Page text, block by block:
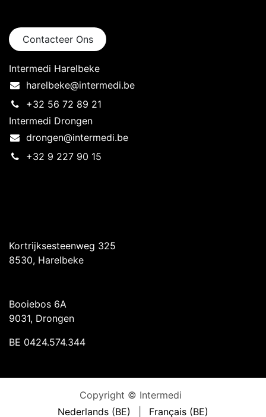
Contacteer Ons
Intermedi Harelbeke
harelbeke@intermedi.be
+32 56 72 89 21
Intermedi Drongen
drongen@intermedi.be
+32 9 227 90 15
Kortrijksesteenweg 325
8530, Harelbeke
Booiebos 6A
9031, Drongen
BE 0424.574.344
Copyright © Intermedi
Nederlands (BE)
Français (BE)